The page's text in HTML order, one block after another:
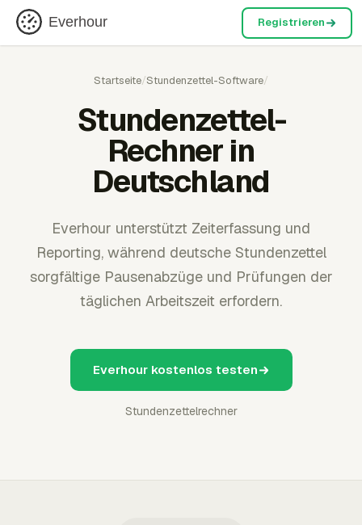
Everhour Registrieren
Startseite/Stundenzettel-Software/
Stundenzettel-
Rechner in
Deutschland
Everhour unterstützt Zeiterfassung und
Reporting, während deutsche Stundenzettel
sorgfältige Pausenabzüge und Prüfungen der
täglichen Arbeitszeit erfordern.
Everhour kostenlos testen
Stundenzettelrechner